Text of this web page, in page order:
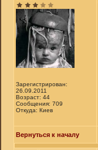
Зарегистрирован:
26.09.2011
Возраст: 44
Сообщения: 709
Откуда: Киев
Вернуться к началу